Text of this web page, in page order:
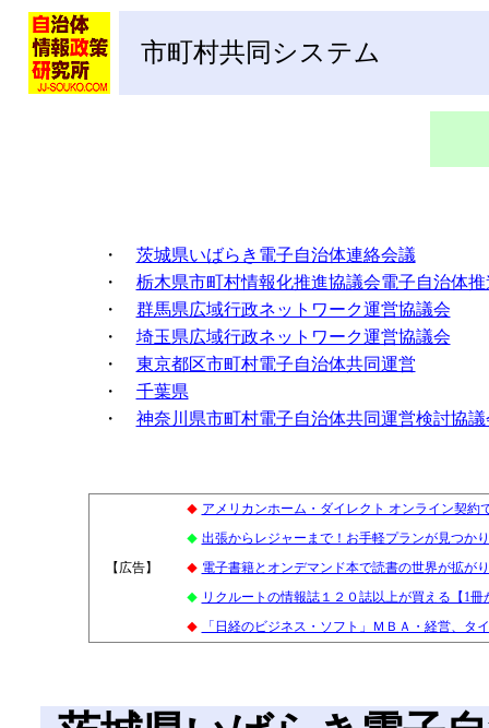
市町村共同システム
・ 茨城県いばらき電子自治体連絡会議
・ 栃木県市町村情報化推進協議会電子自治体
・ 群馬県広域行政ネットワーク運営協議会
・ 埼玉県広域行政ネットワーク運営協議会
・ 東京都区市町村電子自治体共同運営
・ 千葉県
・ 神奈川県市町村電子自治体共同運営検討協議
【広告】
◆ アメリカンホーム・ダイレクト オンライン契約
◆ 出張からレジャーまで！お手軽プランが見つか
◆ 電子書籍とオンデマンド本で読書の世界が拡が
◆ リクルートの情報誌１２０誌以上が買える【1
◆ 「日経のビジネス・ソフト」ＭＢＡ・経営、タ